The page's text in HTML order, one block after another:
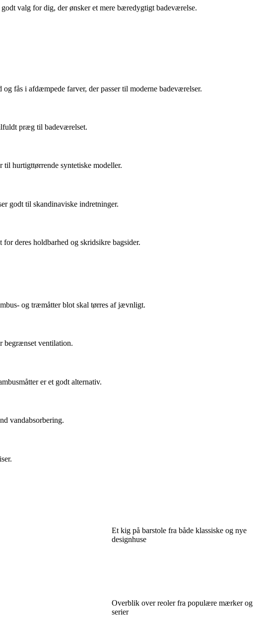
valg for dig, der ønsker et mere bæredygtigt badeværelse.
fås i afdæmpede farver, der passer til moderne badeværelser.
præg til badeværelset.
til hurtigttørrende syntetiske modeller.
godt til skandinaviske indretninger.
deres holdbarhed og skridsikre bagsider.
og træmåtter blot skal tørres af jævnligt.
begrænset ventilation.
er et godt alternativ.
vandabsorbering.
Et kig på barstole fra både klassiske og nye
designhuse
Overblik over reoler fra populære mærker og
serier